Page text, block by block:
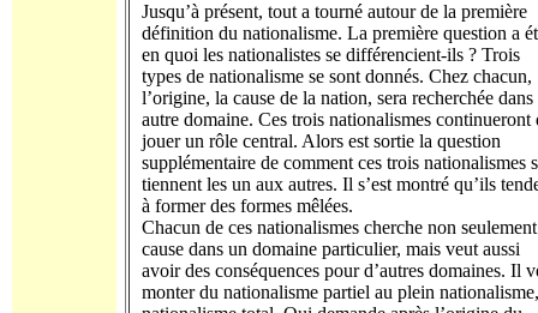
Jusqu’à présent, tout a tourné autour de la première
définition du nationalisme. La première question a
en quoi les nationalistes se différencient-ils ? Trois
types de nationalisme se sont donnés. Chez chacun,
l’origine, la cause de la nation, sera recherchée dans
autre domaine. Ces trois nationalismes continueront
jouer un rôle central. Alors est sortie la question
supplémentaire de comment ces trois nationalismes
tiennent les un aux autres. Il s’est montré qu’ils
à former des formes mêlées.
Chacun de ces nationalismes cherche non
cause dans un domaine particulier, mais veut aussi
avoir des conséquences pour d’autres domaines. Il
monter du nationalisme partiel au plein